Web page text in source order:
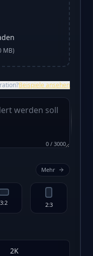
MB)
Beispiele ansehen
0 /3000
Mehr
3:2 2:3
2K